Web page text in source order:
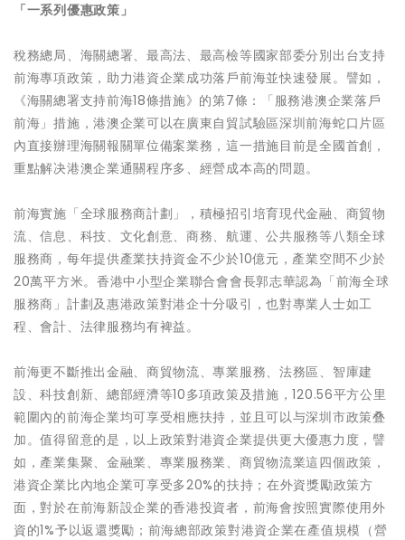
「一系列優惠政策」
稅務總局、海關總署、最高法、最高檢等國家部委分別出台支持
前海專項政策，助力港資企業成功落戶前海並快速發展。譬如，
《海關總署支持前海18條措施》的第7條：「服務港澳企業落戶
前海」措施，港澳企業可以在廣東自貿試驗區深圳前海蛇口片區
內直接辦理海關報關單位備案業務，這一措施目前是全國首創，
重點解决港澳企業通關程序多、經營成本高的問題。
前海實施「全球服務商計劃」，積極招引培育現代金融、商貿物
流、信息、科技、文化創意、商務、航運、公共服務等八類全球
服務商，每年提供產業扶持資金不少於10億元，產業空間不少於
20萬平方米。香港中小型企業聯合會會長郭志華認為「前海全球
服務商」計劃及惠港政策對港企十分吸引，也對專業人士如工
程、會計、法律服務均有裨益。
前海更不斷推出金融、商貿物流、專業服務、法務區、智庫建
設、科技創新、總部經濟等10多項政策及措施，120.56平方公里
範圍內的前海企業均可享受相應扶持，並且可以与深圳市政策叠
加。值得留意的是，以上政策對港資企業提供更大優惠力度，譬
如，產業集聚、金融業、專業服務業、商貿物流業這四個政策，
港資企業比內地企業可享受多20%的扶持；在外資獎勵政策方
面，對於在前海新設企業的香港投資者，前海會按照實際使用外
資的1%予以返還獎勵；前海總部政策對港資企業在產值規模（營